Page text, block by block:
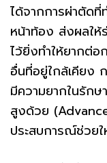
ได้จากการผ่าตัด
หน้าท้อง ส่งผลใ
ไว้ยิ่งทำให้ยากต่อ
อื่นที่อยู่ใกล้เคียง
มีความยากในรัก
สูงด้วย
ประสบการณ์ช่วย